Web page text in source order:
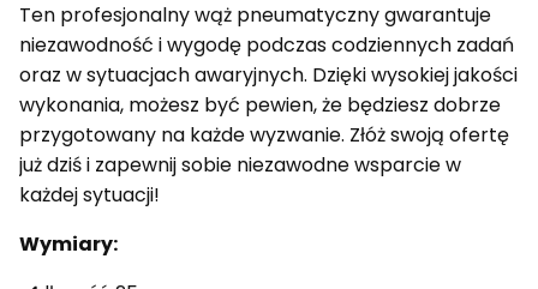
Ten profesjonalny wąż pneumatyczny gwarantuje
niezawodność i wygodę podczas codziennych zadań
oraz w sytuacjach awaryjnych. Dzięki wysokiej jakości
wykonania, możesz być pewien, że będziesz dobrze
przygotowany na każde wyzwanie. Złóż swoją ofertę
już dziś i zapewnij sobie niezawodne wsparcie w
każdej sytuacji!
Wymiary: